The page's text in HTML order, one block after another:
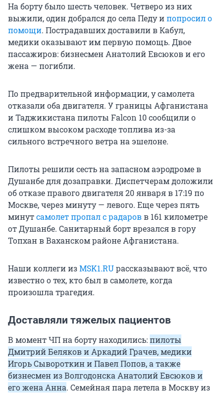
На борту было шесть человек. Четверо из них
выжили, один добрался до села Педу ипопросил о
помощи. Пострадавших доставили в Кабул,
медики оказывают им первую помощь. Двое
пассажиров: бизнесмен Анатолий Евсюков и его
жена — погибли.
По предварительной информации, у самолета
отказали оба двигателя. У границы Афганистана
и Таджикистана пилоты Falcon 10 сообщили о
слишком высоком расходе топлива из-за
сильного встречного ветра на эшелоне.
Пилоты решили сесть на запасном аэродроме в
Душанбе для дозаправки. Диспетчерам доложили
об отказе правого двигателя 20 января в 17:19 по
Москве, через минуту — левого. Еще через пять
минутсамолет пропал с радаровв 161 километре
от Душанбе. Санитарный борт врезался в гору
Топхан в Ваханском районе Афганистана.
Наши коллеги изMSK1.RUрассказывают всё, что
известно о тех, кто был в самолете, когда
произошла трагедия.
Доставляли тяжелых пациентов
В момент ЧП на борту находились:пилоты
Дмитрий Беляков и Аркадий Грачев, медики
Игорь Сывороткин и Павел Попов, а также
бизнесмен из Волгодонска Анатолий Евсюков и
его жена Анна. Семейная пара летела в Москву из